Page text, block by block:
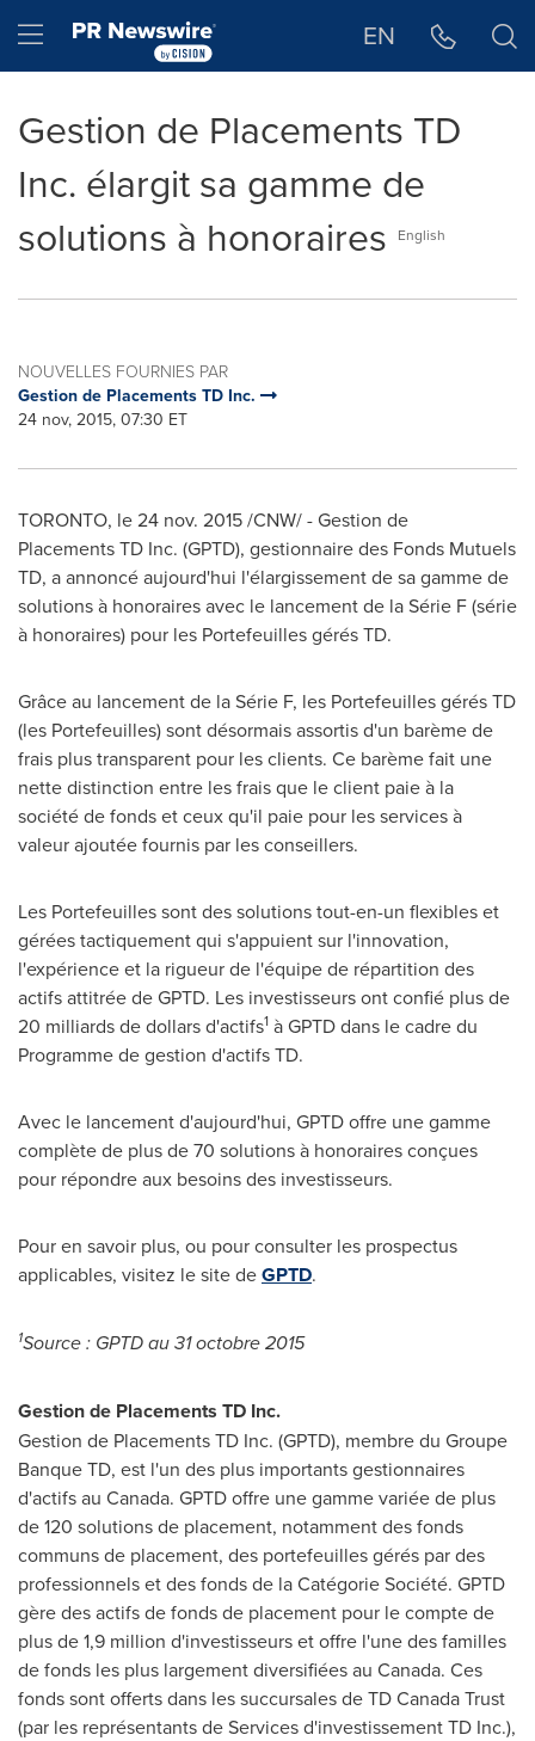
Hamburger menu EN
Gestion de Placements TD
Inc. élargit sa gamme de
solutions à honoraires
English
NOUVELLES FOURNIES PAR
Gestion de Placements TD Inc.
24 nov, 2015, 07:30 ET
TORONTO, le24 nov. 2015/CNW/ - Gestion de
Placements TD Inc. (GPTD), gestionnaire des Fonds Mutuels
TD, a annoncé aujourd'hui l'élargissement de sa gamme de
solutions à honoraires avec le lancement de la Série F (série
à honoraires) pour les Portefeuilles gérés TD.
Grâce au lancement de la Série F, les Portefeuilles gérés TD
(les Portefeuilles) sont désormais assortis d'un barème de
frais plus transparent pour les clients. Ce barème fait une
nette distinction entre les frais que le client paie à la
société de fonds et ceux qu'il paie pour les services à
valeur ajoutéefournis par les conseillers.
Les Portefeuilles sont des solutions tout-en-un flexibles et
gérées tactiquement qui s'appuient sur l'innovation,
l'expérience et la rigueur de l'équipe de répartition des
actifs attitrée de GPTD. Les investisseurs ont confié plus de
20 milliards de dollars d'actifs1 à GPTD dans le cadre du
Programme de gestion d'actifs TD.
Avec le lancement d'aujourd'hui, GPTD offre une gamme
complète de plus de 70 solutions à honoraires conçues
pour répondre aux besoins des investisseurs.
Pour en savoir plus, ou pour consulter les prospectus
applicables, visitez le site deGPTD.
1Source : GPTD au 31 octobre 2015
Gestion de Placements TD Inc.
Gestion de Placements TD Inc. (GPTD), membre du Groupe
Banque TD, est l'un des plus importants gestionnaires
d'actifs au Canada. GPTD offre une gamme variée de plus
de 120 solutions de placement, notamment des fonds
communs de placement, des portefeuilles gérés par des
professionnels et des fonds de la Catégorie Société. GPTD
gère des actifs de fonds de placement pour le compte de
plus de 1,9 million d'investisseurs et offre l'une des familles
de fonds les plus largement diversifiées au Canada. Ces
fonds sont offerts dans les succursales de TDCanadaTrust
(par les représentants de Services d'investissement TD Inc.),